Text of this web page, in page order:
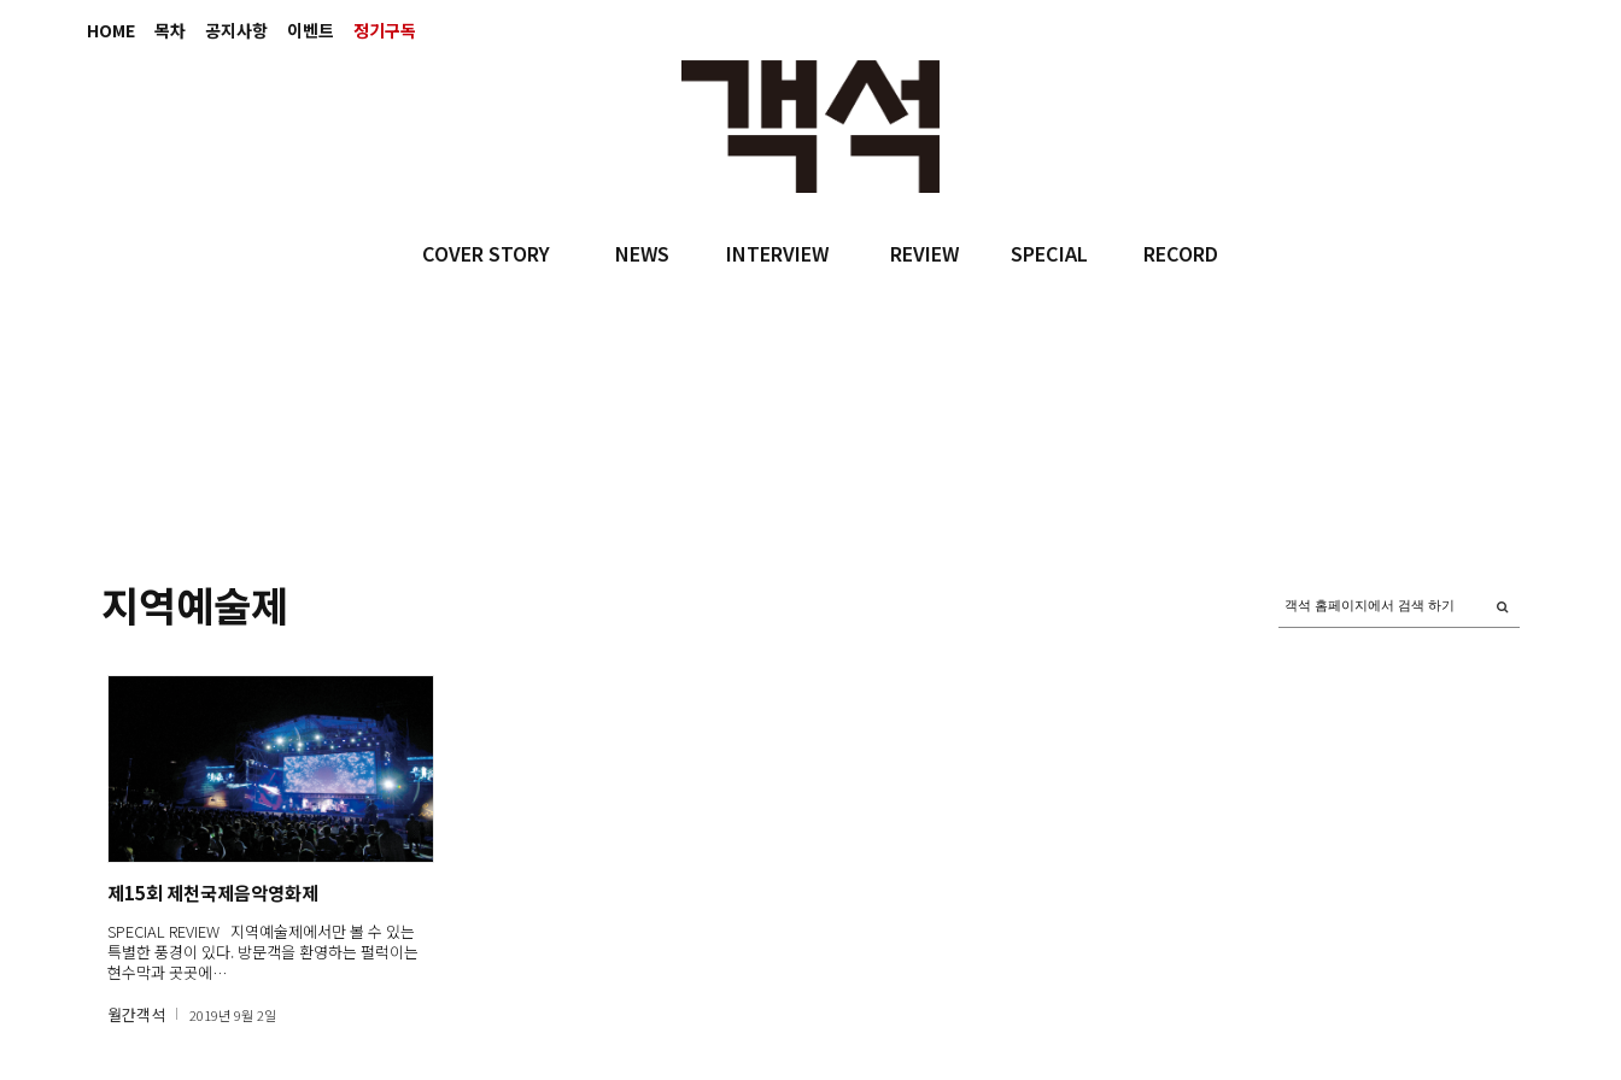
HOME 목차 공지사항 이벤트 정기구독
COVER STORY NEWS INTERVIEW REVIEW SPECIAL RECORD
지역예술제
제15회 제천국제음악영화제
SPECIAL REVIEW 지역예술제에서만 볼 수 있는
특별한 풍경이 있다. 방문객을 환영하는 펄럭이는
현수막과 곳곳에…
월간객석
2019년 9월 2일